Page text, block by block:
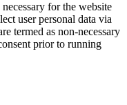
for the website
user personal data via
termed as non-necessary
prior to running